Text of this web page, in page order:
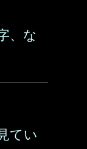
、な
てい